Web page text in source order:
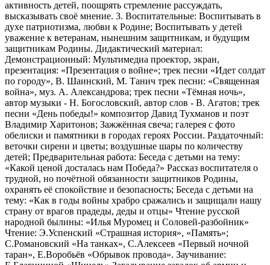
активность детей, поощрять стремление рассуждать,
высказывать своё мнение. 3. Воспитательные: Воспитывать в
духе патриотизма, любви к Родине; Воспитывать у детей
уважение к ветеранам, нынешним защитникам, и будущим
защитникам Родины. Дидактический материал:
Демонстрационный: Мультимедиа проектор, экран,
презентация: «Презентация о войне»; трек песни «Идет солдат
по городу», В. Шаинский, М. Танич трек песни: «Священная
война», муз. А. Александрова; трек песни «Тёмная ночь»,
автор музыки - Н. Богословский, автор слов - В. Агатов; трек
песни «День победы!» композитор Давид Тухманов и поэт
Владимир Харитонов; Зажжённая свеча; галерея с фото
обелиски и памятники в городах героях России. Раздаточный:
веточки сирени и цветы; воздушные шары по количеству
детей; Предварительная работа: Беседа с детьми на тему:
«Какой ценой досталась нам Победа?» Рассказ воспитателя о
трудной, но почётной обязанности защитников Родины,
охранять её спокойствие и безопасность; Беседа с детьми на
тему: «Как в годы войны храбро сражались и защищали нашу
страну от врагов прадеды, деды и отцы» Чтение русской
народной былины: «Илья Муромец и Соловей-разбойник»
Чтение: Э.Успенский «Страшная история», «Память»;
С.Романовский «На танках», С.Алексеев «Первый ночной
таран», Е.Воробьёв «Обрывок провода». Заучивание: